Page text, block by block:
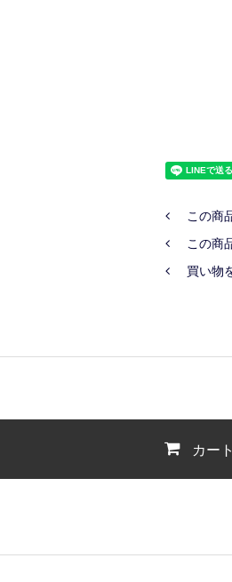
この商
この商
買い物
カー